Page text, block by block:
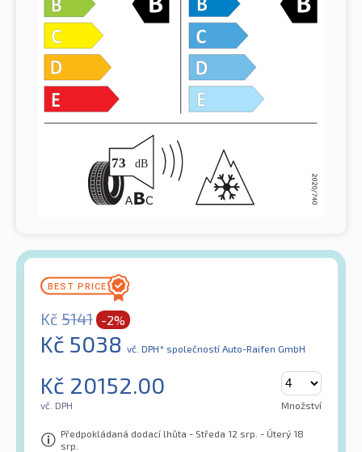
Kč 5141 -2%
Kč 5038 vč. DPH* společností Auto-Raifen GmbH
Kč 20152.00
vč. DPH Množství
Předpokládaná dodací lhůta - Středa 12 srp. - Úterý 18
srp.